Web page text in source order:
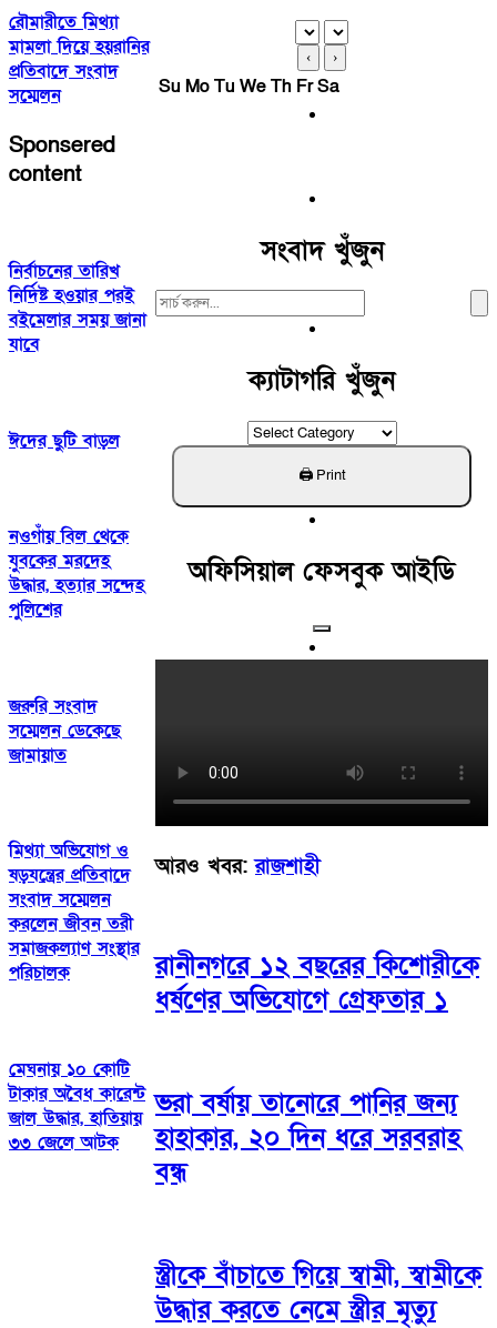
রৌমারীতে মিথ্যা
মামলা দিয়ে হয়রানির
প্রতিবাদে সংবাদ
সম্মেলন
Sponsered
content
নির্বাচনের তারিখ
নির্দিষ্ট হওয়ার পরই
বইমেলার সময় জানা
যাবে
ঈদের ছুটি বাড়ল
নওগাঁয় বিল থেকে
যুবকের মরদেহ
উদ্ধার, হত্যার সন্দেহ
পুলিশের
জরুরি সংবাদ
সম্মেলন ডেকেছে
জামায়াত
মিথ্যা অভিযোগ ও
ষড়যন্ত্রের প্রতিবাদে
সংবাদ সম্মেলন
করলেন জীবন তরী
সমাজকল্যাণ সংস্থার
পরিচালক
মেঘনায় ১০ কোটি
টাকার অবৈধ কারেন্ট
জাল উদ্ধার, হাতিয়ায়
৩৩ জেলে আটক
‹ ›
Su MoTu WeTh FrSa
সংবাদ খুঁজুন
Search
ক্যাটাগরি খুঁজুন
ক্যাটাগরি
খুঁজুন
অফিসিয়াল ফেসবুক আইডি
আরও খবর:রাজশাহী
​রানীনগরে ১২ বছরের কিশোরীকে
ধর্ষণের অভিযোগে গ্রেফতার ১
ভরা বর্ষায় তানোরে পানির জন্য
হাহাকার, ২০ দিন ধরে সরবরাহ
বন্ধ
স্ত্রীকে বাঁচাতে গিয়ে স্বামী, স্বামীকে
উদ্ধার করতে নেমে স্ত্রীর মৃত্যু